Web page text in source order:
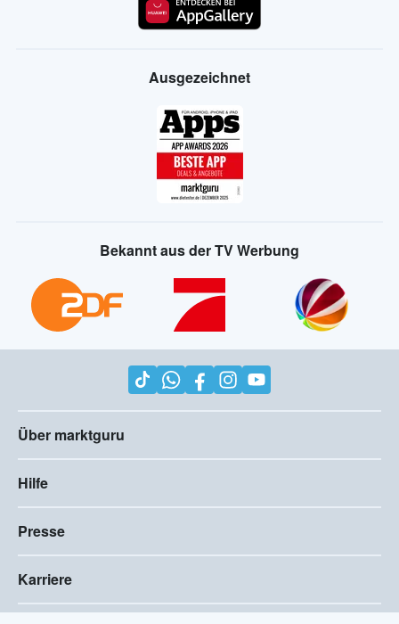
Ausgezeichnet
Bekannt aus der TV Werbung
Über marktguru
Hilfe
Presse
Karriere